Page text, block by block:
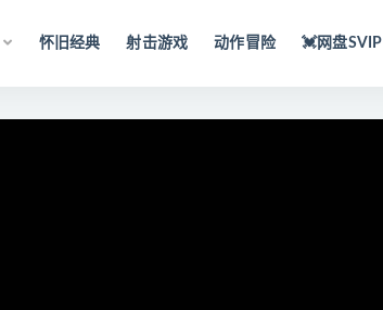
怀旧经典 射击游戏 动作冒险 💓网盘SVIP